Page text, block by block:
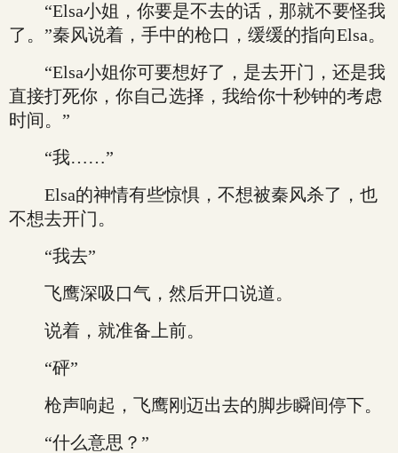
“Elsa小姐，你要是不去的话，那就不要怪我
了。”秦风说着，手中的枪口，缓缓的指向Elsa。
“Elsa小姐你可要想好了，是去开门，还是我
直接打死你，你自己选择，我给你十秒钟的考虑
时间。”
“我……”
Elsa的神情有些惊惧，不想被秦风杀了，也
不想去开门。
“我去”
飞鹰深吸口气，然后开口说道。
说着，就准备上前。
“砰”
枪声响起，飞鹰刚迈出去的脚步瞬间停下。
“什么意思？”